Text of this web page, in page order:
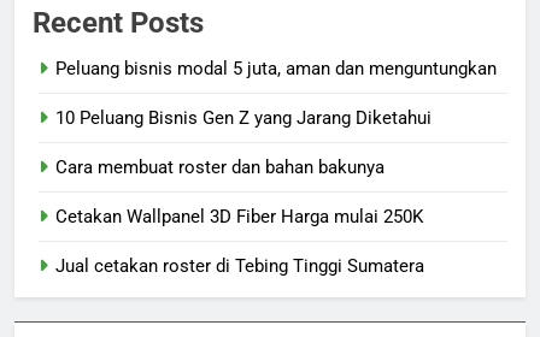
Recent Posts
Peluang bisnis modal 5 juta, aman dan menguntungkan
10 Peluang Bisnis Gen Z yang Jarang Diketahui
Cara membuat roster dan bahan bakunya
Cetakan Wallpanel 3D Fiber Harga mulai 250K
Jual cetakan roster di Tebing Tinggi Sumatera